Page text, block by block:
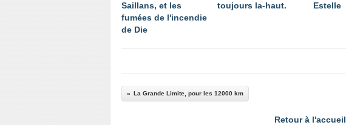
Saillans, et les
fumées de l'incendie
de Die
toujours la-haut.
Estelle
La Grande Limite, pour les 12000 km
Retour à l'accueil